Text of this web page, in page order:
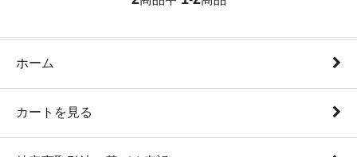
ホーム
カートを見る